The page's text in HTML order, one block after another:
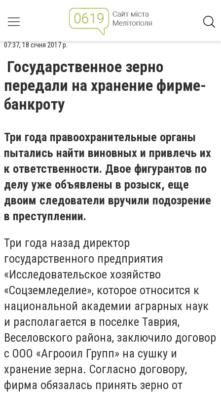
07:37, 18 січня 2017 р.
Государственное зерно
передали на хранение фирме-
банкроту
Три года правоохранительные органы
пытались найти виновных и привлечь их
к ответственности. Двое фигурантов по
делу уже объявлены в розыск, еще
двоим следователи вручили подозрение
в преступлении.
Три года назад директор
государственного предприятия
«Исследовательское хозяйство
«Соцземледелие», которое относится к
национальной академии аграрных наук
и располагается в поселке Таврия,
Веселовского района, заключило договор
с ООО «Агрооил Групп» на сушку и
хранение зерна. Согласно договору,
фирма обязалась принять зерно от